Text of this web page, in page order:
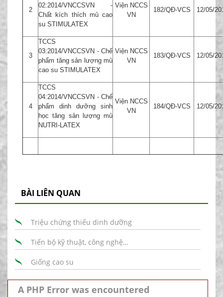
2
02:2014/VNCCSVN -
Chất kích thích mủ cao
su STIMULATEX
Viện NCCS
VN
182/QĐ-VCS 12/05/
3
TCCS
03:2014/VNCCSVN - Chế
phẩm tăng sản lượng mủ
cao su STIMULATEX
Viện NCCS
VN
183/QĐ-VCS 12/05/
4
TCCS
04:2014/VNCCSVN - Chế
phẩm dinh dưỡng sinh
học tăng sản lượng mủ
NUTRI-LATEX
Viện NCCS
VN
184/QĐ-VCS 12/05/
BÀI LIÊN QUAN
Triệu chứng thiếu dinh dưỡng
Tiến bộ kỹ thuật, công nghệ…
Giống cao su
A PHP Error was encountered